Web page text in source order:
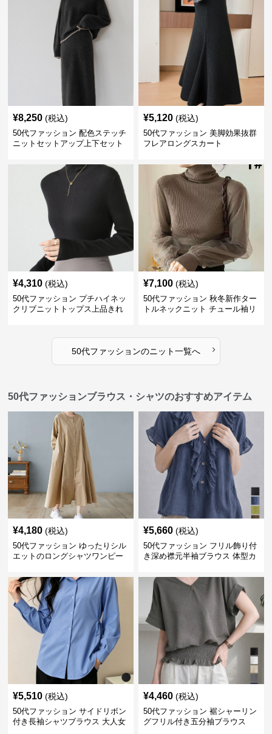
¥8,250 (税込)
50代ファッション 配色ステッチ
ニットセットアップ上下セット
¥5,120 (税込)
50代ファッション 美脚効果抜群
フレアロングスカート
¥4,310 (税込)
50代ファッション プチハイネッ
クリブニットトップス上品きれ
¥7,100 (税込)
50代ファッション 秋冬新作ター
トルネックニット チュール袖リ
50代ファッションのニット一覧へ ›
50代ファッションブラウス・シャツのおすすめアイテム
¥4,180 (税込)
50代ファッション ゆったりシル
エットのロングシャツワンピー
¥5,660 (税込)
50代ファッション フリル飾り付
き深め襟元半袖ブラウス 体型カ
¥5,510 (税込)
50代ファッション サイドリボン
付き長袖シャツブラウス 大人女
¥4,460 (税込)
50代ファッション 裾シャーリン
グフリル付き五分袖ブラウス